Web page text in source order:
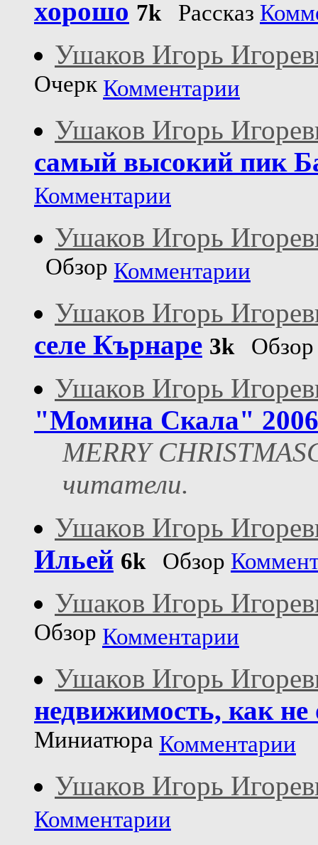
хорошо 7kРассказ
Ушаков Игорь
Очерк Комментарии
Ушаков Игорь
самый высокий пик
Комментарии
Ушаков Игорь
Обзор Комментарии
Ушаков Игорь
селе Кърнаре 3kОбзор
Ушаков Игорь
"Момина Скала" 2006
MERRY
читатели.
Ушаков Игорь
Ильей 6kОбзор
Ушаков Игорь
Обзор Комментарии
Ушаков Игорь
недвижимость, как
Миниатюра Комментарии
Ушаков Игорь
Комментарии